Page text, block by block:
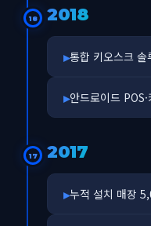
18 2018
통합 키오스크 솔
안드로이드
17 2017
누적 설치 매장